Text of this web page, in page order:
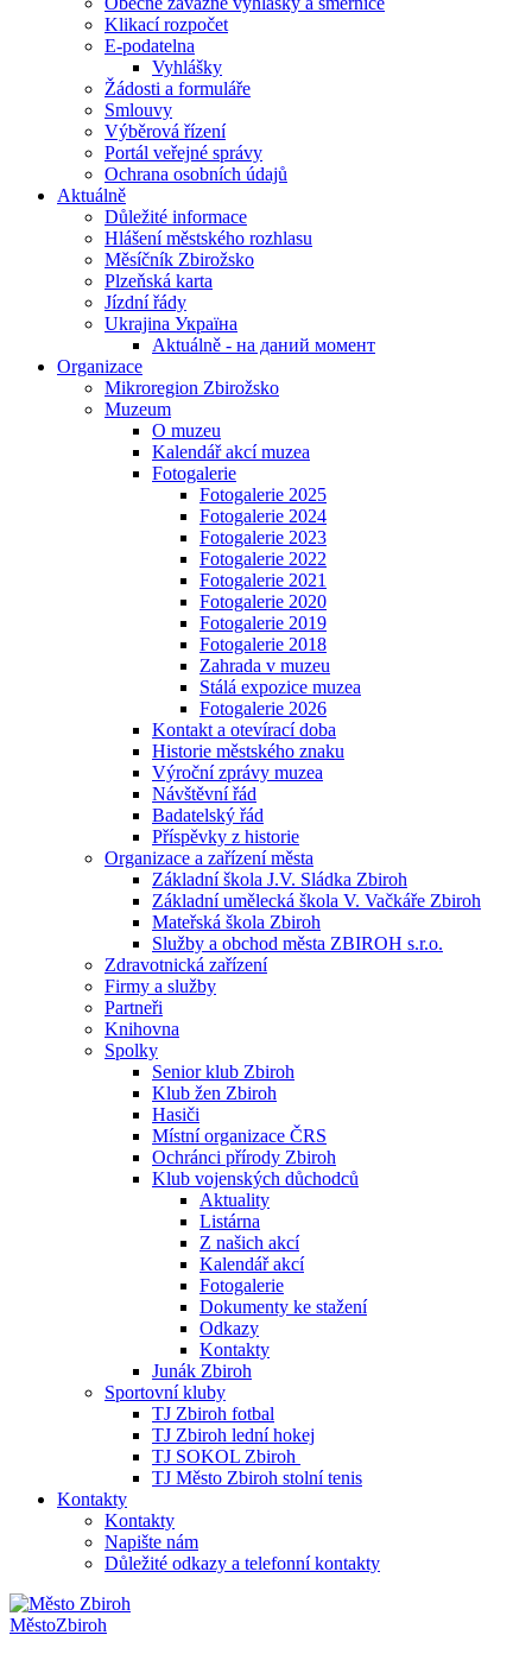
Klikací rozpočet
E-podatelna
Vyhlášky
Žádosti a formuláře
Smlouvy
Výběrová řízení
Portál veřejné správy
Ochrana osobních údajů
Aktuálně
Důležité informace
Hlášení městského rozhlasu
Měsíčník Zbirožsko
Plzeňská karta
Jízdní řády
Ukrajina Україна
Aktuálně - на даний момент
Organizace
Mikroregion Zbirožsko
Muzeum
O muzeu
Kalendář akcí muzea
Fotogalerie
Fotogalerie 2025
Fotogalerie 2024
Fotogalerie 2023
Fotogalerie 2022
Fotogalerie 2021
Fotogalerie 2020
Fotogalerie 2019
Fotogalerie 2018
Zahrada v muzeu
Stálá expozice muzea
Fotogalerie 2026
Kontakt a otevírací doba
Historie městského znaku
Výroční zprávy muzea
Návštěvní řád
Badatelský řád
Příspěvky z historie
Organizace a zařízení města
Základní škola J.V. Sládka Zbiroh
Základní umělecká škola V. Vačkáře Zbiroh
Mateřská škola Zbiroh
Služby a obchod města ZBIROH s.r.o.
Zdravotnická zařízení
Firmy a služby
Partneři
Knihovna
Spolky
Senior klub Zbiroh
Klub žen Zbiroh
Hasiči
Místní organizace ČRS
Ochránci přírody Zbiroh
Klub vojenských důchodců
Aktuality
Listárna
Z našich akcí
Kalendář akcí
Fotogalerie
Dokumenty ke stažení
Odkazy
Kontakty
Junák Zbiroh
Sportovní kluby
TJ Zbiroh fotbal
TJ Zbiroh lední hokej
TJ SOKOL Zbiroh
TJ Město Zbiroh stolní tenis
Kontakty
Kontakty
Napište nám
Důležité odkazy a telefonní kontakty
MěstoZbiroh